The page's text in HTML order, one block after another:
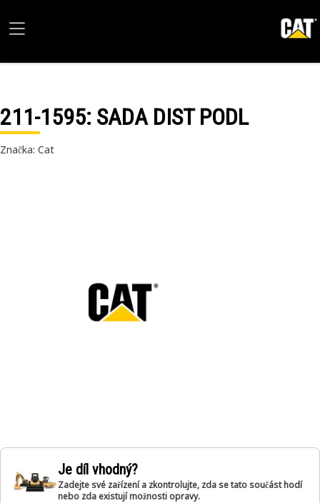
211-1595: SADA DIST PODL
Značka: Cat
Je díl vhodný?
Zadejte své zařízení a zkontrolujte, zda se tato součást hodí
nebo zda existují možnosti opravy.